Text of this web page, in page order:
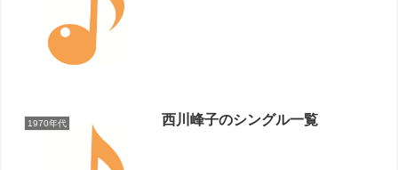
1970年代 西川峰子のシングル一覧